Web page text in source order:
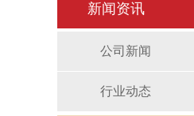
新闻资讯
公司新闻
行业动态